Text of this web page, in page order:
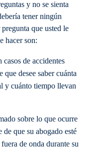
y no se sienta
tener ningún
que usted le
hacer son:
de accidentes
desee saber cuánta
y cuánto tiempo llevan
sobre lo que ocurre
de que su abogado esté
de onda durante su